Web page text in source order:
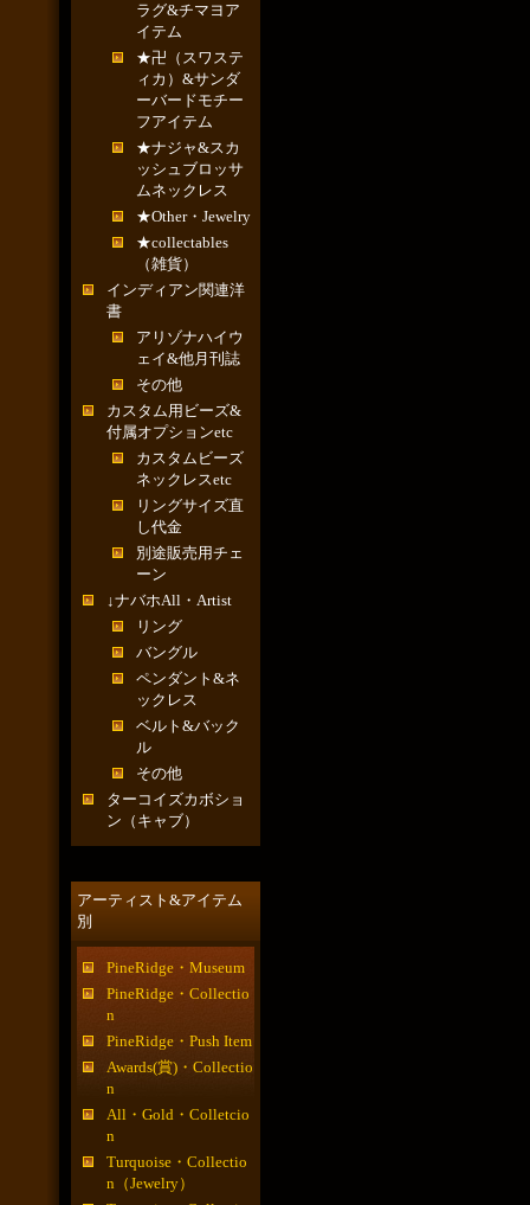
ラグ&チマヨア
イテム
★卍（スワステ
ィカ）&サンダ
ーバードモチー
フアイテム
★ナジャ&スカ
ッシュブロッサ
ムネックレス
★Other・Jewelry
★collectables
（雑貨）
インディアン関連洋
書
アリゾナハイウ
ェイ&他月刊誌
その他
カスタム用ビーズ&
付属オプションetc
カスタムビーズ
ネックレスetc
リングサイズ直
し代金
別途販売用チェ
ーン
↓ナバホAll・Artist
リング
バングル
ペンダント&ネ
ックレス
ベルト&バック
ル
その他
ターコイズカボショ
ン（キャブ）
アーティスト&アイテム
別
PineRidge・Museum
PineRidge・Collectio
n
PineRidge・Push Item
Awards(賞)・Collectio
n
All・Gold・Colletcio
n
Turquoise・Collectio
n（Jewelry）